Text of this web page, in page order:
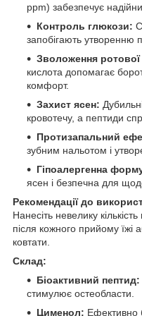
ppm) забезпечує
Контроль глюкози:
запобігають утворенню
Зволоження
кислота допомагає
комфорт.
Захист ясен:
кровотечу, а пептиди
Протизапальний
зубним нальотом і
Гіпоалергенна
ясен і безпечна для
Рекомендації до
Нанесіть невелику
після кожного прийому
ковтати.
Склад:
Біоактивний пептид:
стимулює остеобласти.
Цименол: Ефективно